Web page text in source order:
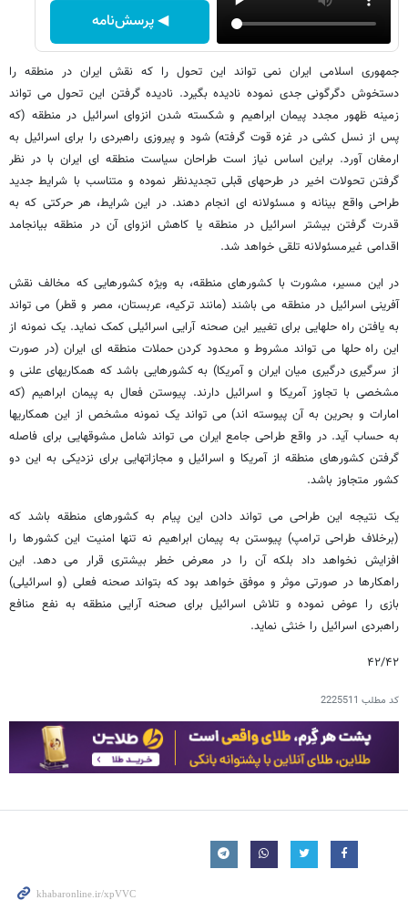
◀ پرسش‌نامه
جمهوری اسلامی ایران نمی تواند این تحول را که نقش ایران در منطقه را
دستخوش دگرگونی جدی نموده نادیده بگیرد. نادیده گرفتن این تحول می تواند
زمینه ظهور مجدد پیمان ابراهیم و شکسته شدن انزوای اسرائیل در منطقه (که
پس از نسل کشی در غزه قوت گرفته) شود و پیروزی راهبردی را برای اسرائیل به
ارمغان آورد. براین اساس نیاز است طراحان سیاست منطقه ای ایران با در نظر
گرفتن تحولات اخیر در طرحهای قبلی تجدیدنظر نموده و متناسب با شرایط جدید
طراحی واقع بینانه و مسئولانه ای انجام دهند. در این شرایط، هر حرکتی که به
قدرت گرفتن بیشتر اسرائیل در منطقه یا کاهش انزوای آن در منطقه بیانجامد
اقدامی غیرمسئولانه تلقی خواهد شد.
در این مسیر، مشورت با کشورهای منطقه، به ویژه کشورهایی که مخالف نقش
آفرینی اسرائیل در منطقه می باشند (مانند ترکیه، عربستان، مصر و قطر) می تواند
به یافتن راه حلهایی برای تغییر این صحنه آرایی اسرائیلی کمک نماید. یک نمونه از
این راه حلها می تواند مشروط و محدود کردن حملات منطقه ای ایران (در صورت
از سرگیری درگیری میان ایران و آمریکا) به کشورهایی باشد که همکاریهای علنی و
مشخصی با تجاوز آمریکا و اسرائیل دارند. پیوستن فعال به پیمان ابراهیم (که
امارات و بحرین به آن پیوسته اند) می تواند یک نمونه مشخص از این همکاریها
به حساب آید. در واقع طراحی جامع ایران می تواند شامل مشوقهایی برای فاصله
گرفتن کشورهای منطقه از آمریکا و اسرائیل و مجازاتهایی برای نزدیکی به این دو
کشور متجاوز باشد.
یک نتیجه این طراحی می تواند دادن این پیام به کشورهای منطقه باشد که
(برخلاف طراحی ترامپ) پیوستن به پیمان ابراهیم نه تنها امنیت این کشورها را
افزایش نخواهد داد بلکه آن را در معرض خطر بیشتری قرار می دهد. این
راهکارها در صورتی موثر و موفق خواهد بود که بتواند صحنه فعلی (و اسرائیلی)
بازی را عوض نموده و تلاش اسرائیل برای صحنه آرایی منطقه به نفع منافع
راهبردی اسرائیل را خنثی نماید.
۴۲/۴۲
کد مطلب 2225511